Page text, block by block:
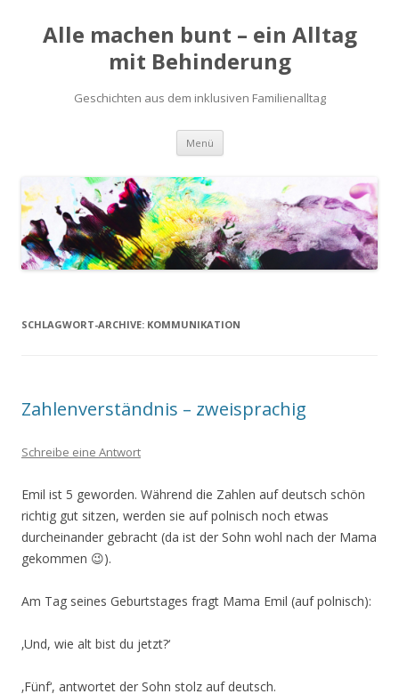
Alle machen bunt – ein Alltag
mit Behinderung
Geschichten aus dem inklusiven Familienalltag
Menü Zum
springen
SCHLAGWORT-ARCHIVE: KOMMUNIKATION
Zahlenverständnis – zweisprachig
Schreibe eine Antwort
Emil ist 5 geworden. Während die Zahlen auf deutsch schön
richtig gut sitzen, werden sie auf polnisch noch etwas
durcheinander gebracht (da ist der Sohn wohl nach der Mama
gekommen 😉).
Am Tag seines Geburtstages fragt Mama Emil (auf polnisch):
‚Und, wie alt bist du jetzt?‘
‚Fünf‘, antwortet der Sohn stolz auf deutsch.